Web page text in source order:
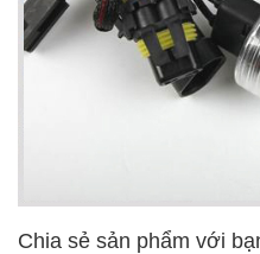
Chia sẻ sản phẩm với